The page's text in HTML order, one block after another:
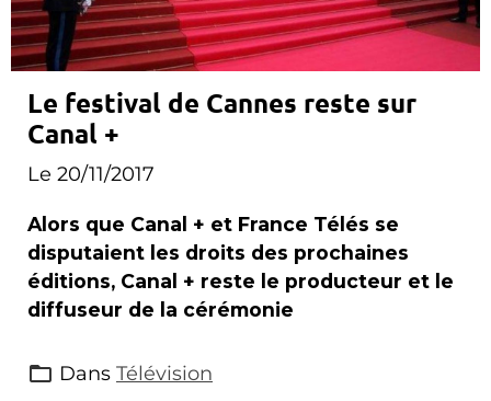
Le festival de Cannes reste sur
Canal +
Le 20/11/2017
Alors que Canal + et France Télés se
disputaient les droits des prochaines
éditions, Canal + reste le producteur et le
diffuseur de la cérémonie
Dans Télévision